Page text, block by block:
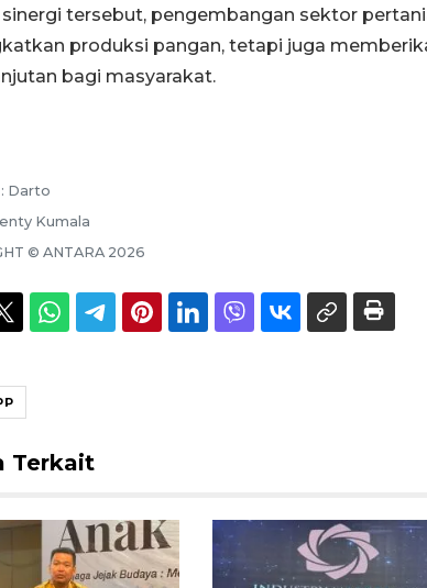
sinergi tersebut, pengembangan sektor
produksi pangan, tetapi juga
bagi masyarakat.
Darto
Kumala
© ANTARA 2026
Terkait